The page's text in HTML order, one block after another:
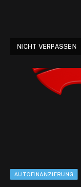
NICHT VERPASSEN
AUTOFINANZIERUNG